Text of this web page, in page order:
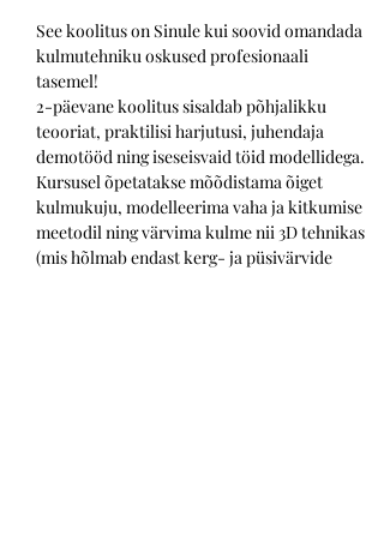
See koolitus on Sinule kui soovid omandada
kulmutehniku oskused profesionaali
tasemel!
2-päevane koolitus sisaldab põhjalikku
teooriat, praktilisi harjutusi, juhendaja
demotööd ning iseseisvaid töid modellidega.
Kursusel õpetatakse mõõdistama õiget
kulmukuju, modelleerima vaha ja kitkumise
meetodil ning värvima kulme nii 3D tehnikas
(mis hõlmab endast kerg- ja püsivärvide